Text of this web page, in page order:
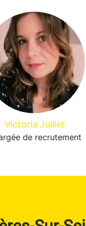
Victoria Juillet
de recrutement